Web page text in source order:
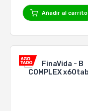
Añadir al carrito